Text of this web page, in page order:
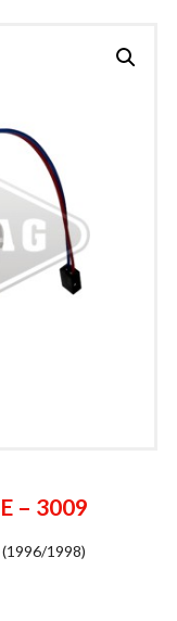
– 3009
1998)